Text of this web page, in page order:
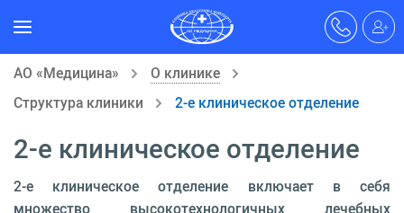
АО «Медицина»
О клинике
Структура клиники
2-е клиническое отделение
2-е клиническое отделение
2-е клиническое отделение включает в себя
множество высокотехнологичных лечебных